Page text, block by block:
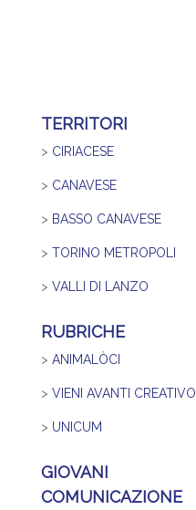
TERRITORI
> CIRIACESE
> CANAVESE
> BASSO CANAVESE
> TORINO METROPOLI
> VALLI DI LANZO
RUBRICHE
> ANIMALÒCI
> VIENI AVANTI CREATIVO
> UNICUM
GIOVANI
COMUNICAZIONE